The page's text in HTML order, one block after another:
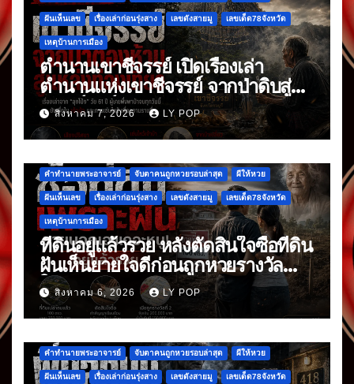
ฝันเห็นเลข เรื่องเล่าก่อนรุ่งสาง เลขดังสายมู เลขเด็ด78จังหวัด
เหตุบ้านการเมือง
ตำนานเขาชีจรรย์ เปิดเรื่องเล่า
ตำนานแห่งเขาชีจรรย์ จากป่าดิบสู่
แลนด์มาร์กดัง
สิงหาคม 7, 2026 LY POP
คำทำนายพระอาจารย์ จับตาคนถูกหวยรอบล่าสุด ผีให้หวย
ฝันเห็นเลข เรื่องเล่าก่อนรุ่งสาง เลขดังสายมู เลขเด็ด78จังหวัด
เหตุบ้านการเมือง
ที่ดินอยู่แล้วรวย หลังตัดสินใจซื้อที่ดิน
ฝันเห็นยายใจดีก่อนถูกหวยรางวัล
ใหญ่
สิงหาคม 6, 2026 LY POP
คำทำนายพระอาจารย์ จับตาคนถูกหวยรอบล่าสุด ผีให้หวย
ฝันเห็นเลข เรื่องเล่าก่อนรุ่งสาง เลขดังสายมู เลขเด็ด78จังหวัด